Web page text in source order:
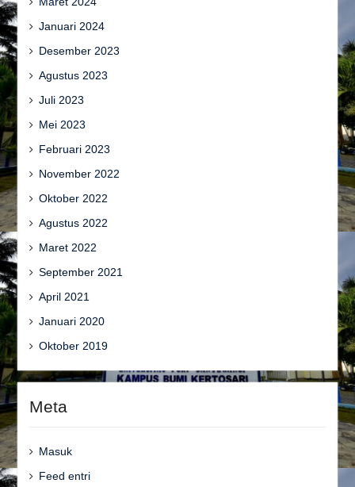
Januari 2024
Desember 2023
Agustus 2023
Juli 2023
Mei 2023
Februari 2023
November 2022
Oktober 2022
Agustus 2022
Maret 2022
September 2021
April 2021
Januari 2020
Oktober 2019
Meta
Masuk
Feed entri